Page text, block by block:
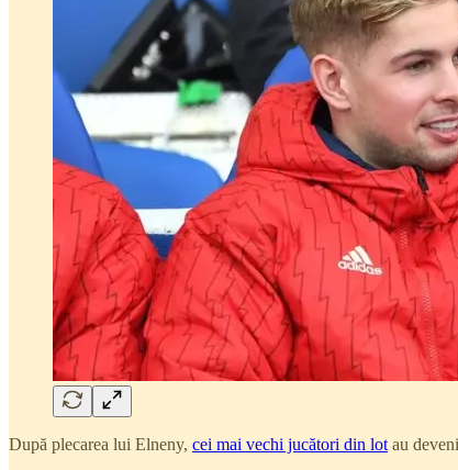
După plecarea lui Elneny, cei mai vechi jucători din lot au